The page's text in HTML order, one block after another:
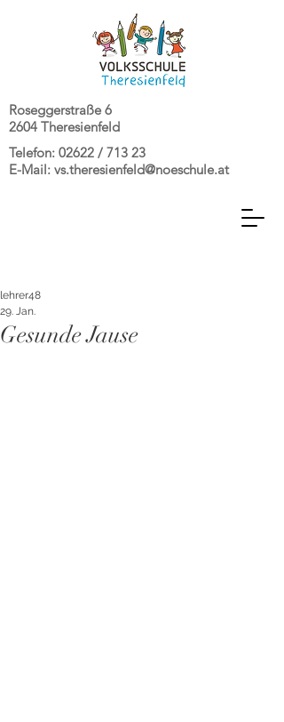
Telefon: 02622 / 713 23
E-Mail: vs.theresienfeld@noeschule.at
Roseggerstraße 6
2604 Theresienfeld
Gesunde Jause
lehrer48
29. Jan.